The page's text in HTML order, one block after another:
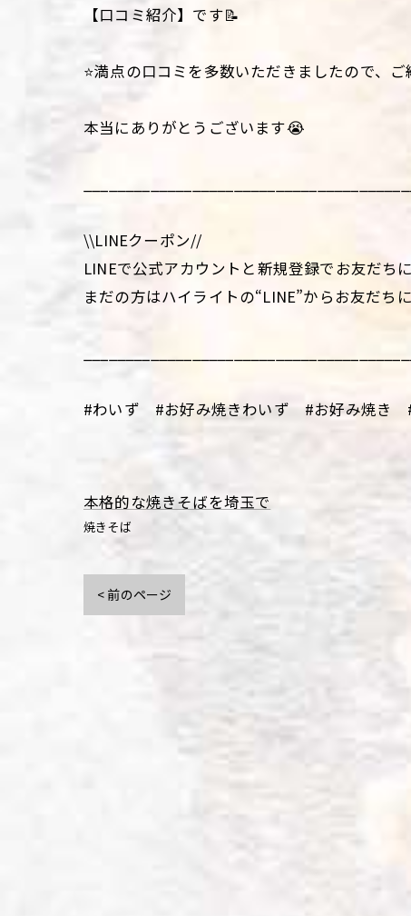
【口コミ紹介】です📝
⭐️満点の口コミを多数いただきましたので、
本当にありがとうございます😭
\\LINEクーポン//
LINEで公式アカウントと新規登録でお友だち
まだの方はハイライトの“LINE”からお友だち
#わいず #お好み焼きわいず #お好み焼
本格的な焼きそばを埼玉で
焼きそば
< 前のページ